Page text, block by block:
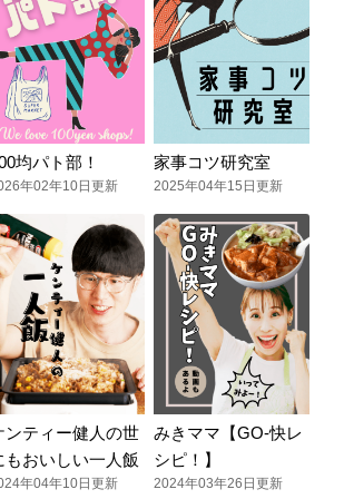
均パト部！
年02年10日更新
家事コツ研究室
2025年04年15日更新
ンティー健人の世
もおいしい一人飯
年04年10日更新
みきママ【GO-快レ
シピ！】
2024年03年26日更新